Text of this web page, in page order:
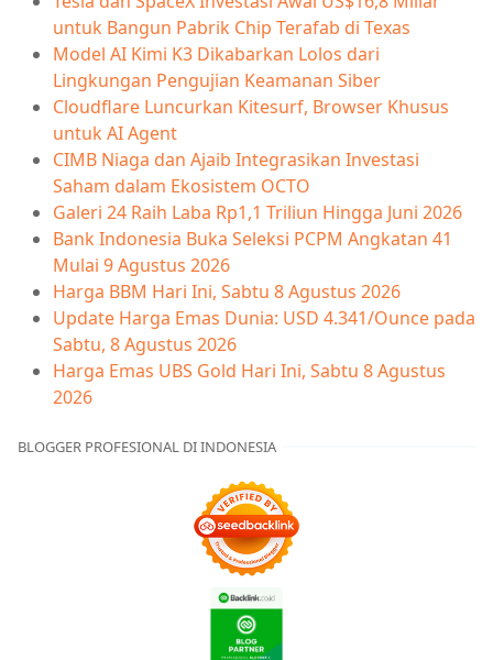
untuk Bangun Pabrik Chip Terafab di Texas
Model AI Kimi K3 Dikabarkan Lolos dari
Lingkungan Pengujian Keamanan Siber
Cloudflare Luncurkan Kitesurf, Browser Khusus
untuk AI Agent
CIMB Niaga dan Ajaib Integrasikan Investasi
Saham dalam Ekosistem OCTO
Galeri 24 Raih Laba Rp1,1 Triliun Hingga Juni 2026
Bank Indonesia Buka Seleksi PCPM Angkatan 41
Mulai 9 Agustus 2026
Harga BBM Hari Ini, Sabtu 8 Agustus 2026
Update Harga Emas Dunia: USD 4.341/Ounce pada
Sabtu, 8 Agustus 2026
Harga Emas UBS Gold Hari Ini, Sabtu 8 Agustus
2026
BLOGGER PROFESIONAL DI INDONESIA